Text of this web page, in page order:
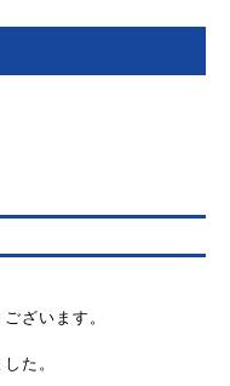
ざいます。
た。